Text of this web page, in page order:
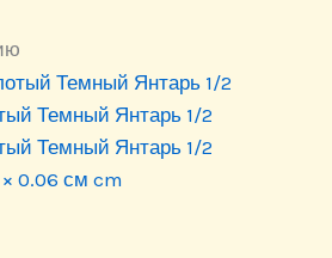
Темный Янтарь 1/2
Темный Янтарь 1/2
0.06 см cm